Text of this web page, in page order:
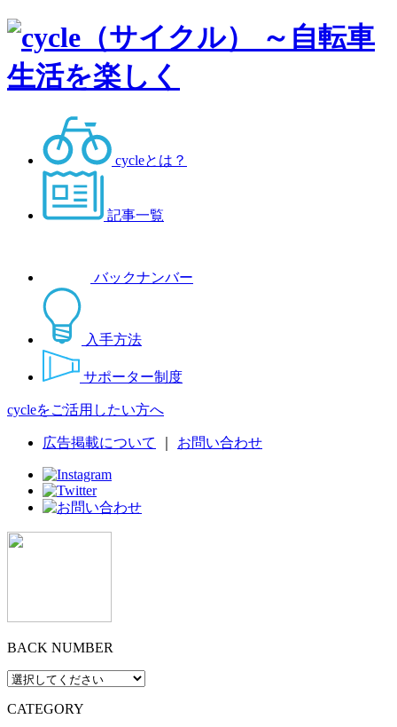
cycleとは？
記事一覧
バックナンバー
入手方法
サポーター制度
cycleをご活用したい方へ
広告掲載について お問い合わせ
BACK NUMBER
CATEGORY